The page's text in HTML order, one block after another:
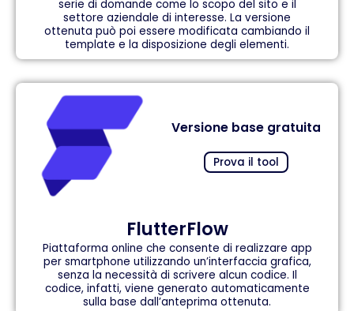
serie di domande come lo scopo del sito e il
settore aziendale di interesse. La versione
ottenuta può poi essere modificata cambiando il
template e la disposizione degli elementi.
Versione base gratuita
Prova il tool
FlutterFlow
Piattaforma online che consente di realizzare app
per smartphone utilizzando un’interfaccia grafica,
senza la necessità di scrivere alcun codice. Il
codice, infatti, viene generato automaticamente
sulla base dall’anteprima ottenuta.